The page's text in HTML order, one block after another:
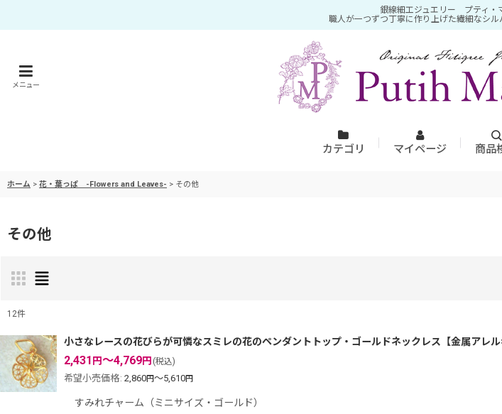
銀線細工ジュエリー プティ
職人が一つずつ丁寧に作り上げた繊細なシル
メニュー
カテゴリ マイページ 商品
ホーム > 花・葉っぱ -Flowers and Leaves- > その他
その他
表示数:
並び順
12件
小さなレースの花びらが可憐なスミレの花のペンダントトップ・ゴールドネックレス【金属アレ
2,431 円～4,769円 (税込)
希望小売価格: 2,860円～5,610円
すみれチャーム（ミニサイズ・ゴールド）